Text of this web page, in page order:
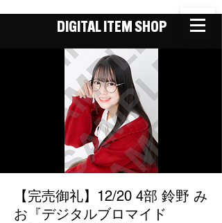
DIGITAL ITEM SHOP
【完売御礼】12/20 4部 鈴野 み
お『デジタルブロマイド